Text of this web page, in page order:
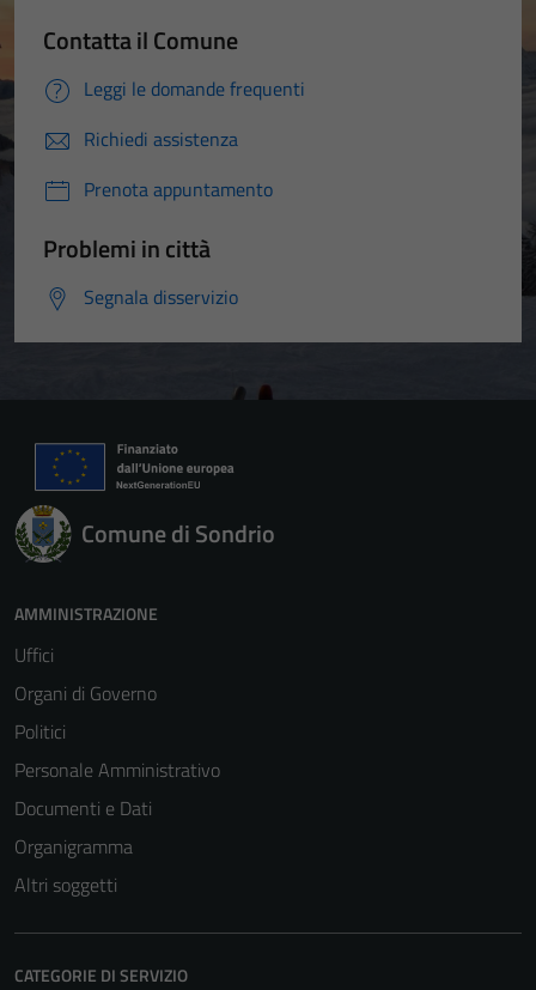
Contatta il Comune
Leggi le domande frequenti
Richiedi assistenza
Prenota appuntamento
Problemi in città
Segnala disservizio
Comune di Sondrio
AMMINISTRAZIONE
Uffici
Organi di Governo
Politici
Personale Amministrativo
Documenti e Dati
Organigramma
Altri soggetti
CATEGORIE DI SERVIZIO